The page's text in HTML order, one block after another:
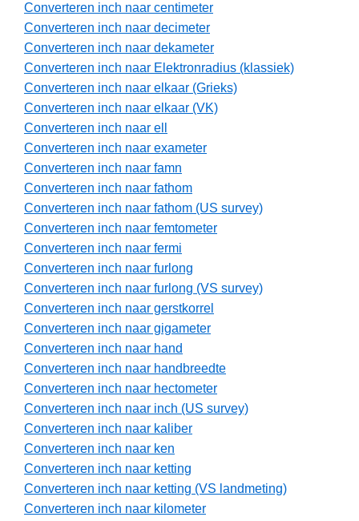
Converteren inch naar centimeter
Converteren inch naar decimeter
Converteren inch naar dekameter
Converteren inch naar Elektronradius (klassiek)
Converteren inch naar elkaar (Grieks)
Converteren inch naar elkaar (VK)
Converteren inch naar ell
Converteren inch naar exameter
Converteren inch naar famn
Converteren inch naar fathom
Converteren inch naar fathom (US survey)
Converteren inch naar femtometer
Converteren inch naar fermi
Converteren inch naar furlong
Converteren inch naar furlong (VS survey)
Converteren inch naar gerstkorrel
Converteren inch naar gigameter
Converteren inch naar hand
Converteren inch naar handbreedte
Converteren inch naar hectometer
Converteren inch naar inch (US survey)
Converteren inch naar kaliber
Converteren inch naar ken
Converteren inch naar ketting
Converteren inch naar ketting (VS landmeting)
Converteren inch naar kilometer